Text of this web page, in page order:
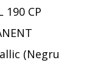
190 CP
(Negru